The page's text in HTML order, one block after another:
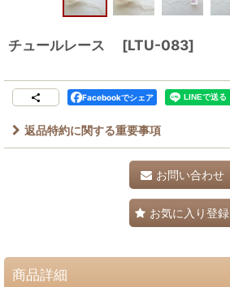
チュールレース [LTU-083]
Facebookでシェア
返品特約に関する重要事項
お問い合わせ
お気に入り登録
商品詳細